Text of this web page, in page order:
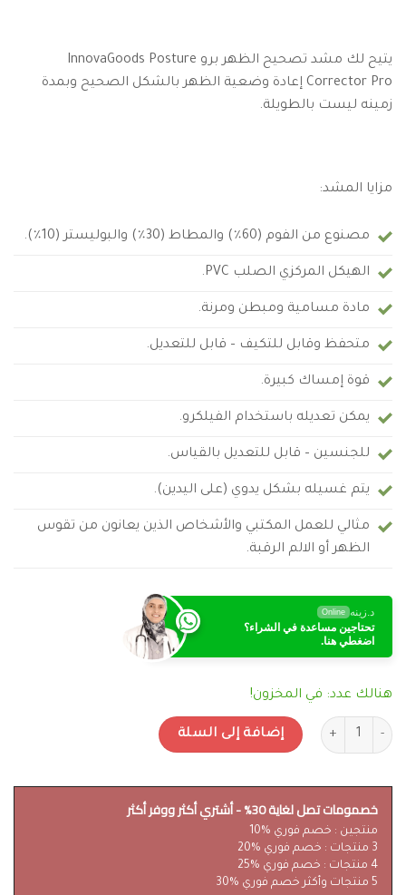
يتيح لك مشد تصحيح الظهر برو InnovaGoods Posture
Corrector Pro إعادة وضعية الظهر بالشكل الصحيح وبمدة
زمينه ليست بالطويلة.
مزايا المشد:
مصنوع من الفوم (60٪) والمطاط (30٪) والبوليستر (10٪).
الهيكل المركزي الصلب PVC.
مادة مسامية ومبطن ومرنة.
متحفظ وقابل للتكيف – قابل للتعديل.
قوة إمساك كبيرة.
يمكن تعديله باستخدام الفيلكرو.
للجنسين – قابل للتعديل بالقياس.
يتم غسيله بشكل يدوي (على اليدين).
مثالي للعمل المكتبي والأشخاص الذين يعانون من تقوس
الظهر أو الالم الرقبة.
د.زينه Online
تحتاجين مساعدة في الشراء؟
اضغطي هنا.
هنالك عدد: في المخزون!
كمية مشد تصحيح الظهر الاسباني InnovaGoods Posture Corrector Pro القابل للتعديل
إضافة إلى السلة
خصمومات تصل لغاية 30% - أشتري أكثر ووفر أكثر
منتجين : خصم فوري %10
3 منتجات : خصم فوري %20
4 منتجات : خصم فوري %25
5 منتجات وأكثر خصم فوري %30